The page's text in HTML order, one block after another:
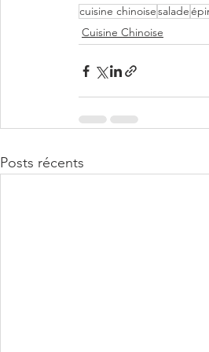
cuisine chinoisesalade
Cuisine Chinoise
Posts récents